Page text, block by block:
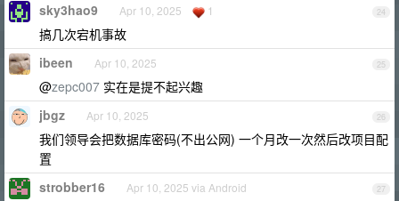
24
sky3hao9 Apr 10, 2025 1
搞几次宕机事故
25
ibeen Apr 10, 2025
@zepc007 实在是提不起兴趣
26
jbgz Apr 10, 2025
我们领导会把数据库密码(不出公网) 一个月改一次然后改项目配
置
27
strobber16 Apr 10, 2025 via Android